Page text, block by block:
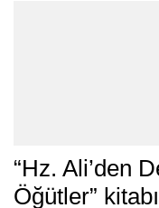
“Hz. Ali’den
Öğütler”